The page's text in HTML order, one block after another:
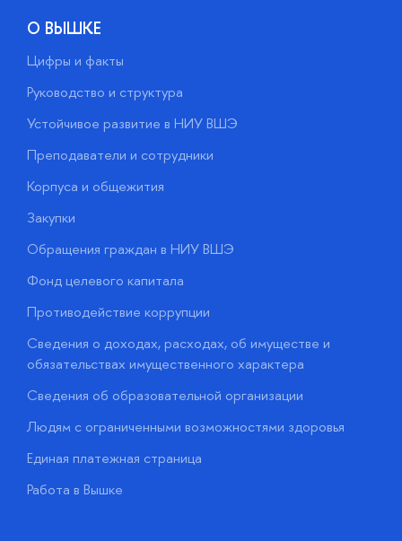
О ВЫШКЕ
Цифры и факты
Руководство и структура
Устойчивое развитие в НИУ ВШЭ
Преподаватели и сотрудники
Корпуса и общежития
Закупки
Обращения граждан в НИУ ВШЭ
Фонд целевого капитала
Противодействие коррупции
Сведения о доходах, расходах, об имуществе и
обязательствах имущественного характера
Сведения об образовательной организации
Людям с ограниченными возможностями здоровья
Единая платежная страница
Работа в Вышке